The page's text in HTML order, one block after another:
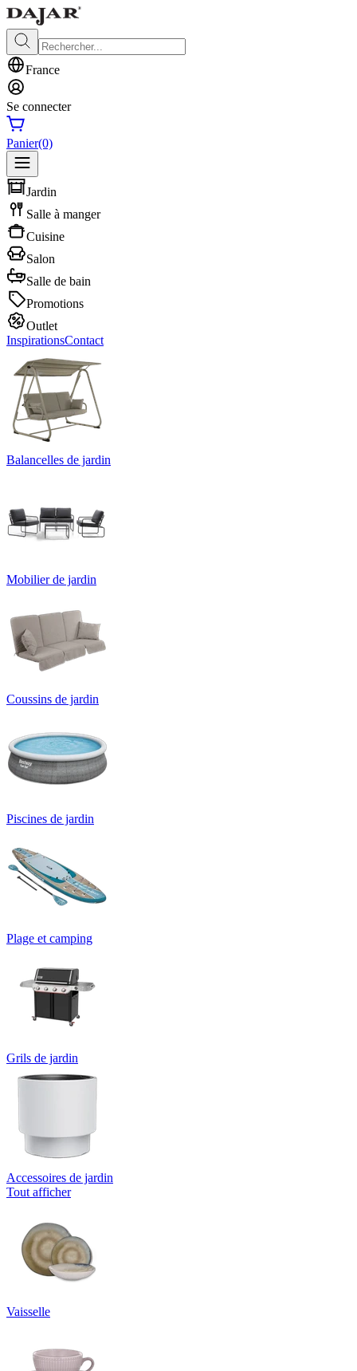
France
Se connecter
Panier(0)
Jardin
Salle à manger
Cuisine
Salon
Salle de bain
Promotions
Outlet
InspirationsContact
Balancelles de jardin
Mobilier de jardin
Coussins de jardin
Piscines de jardin
Plage et camping
Grils de jardin
Accessoires de jardin
Tout afficher
Vaisselle